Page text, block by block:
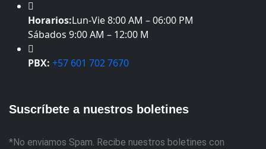
Horarios:Lun-Vie 8:00 AM – 06:00 PM
Sábados 9:00 AM – 12:00 M
PBX: +57 601 702 7670
Suscríbete a nuestros boletines
*No enviamos Spam. Recibe nuestros boletines con